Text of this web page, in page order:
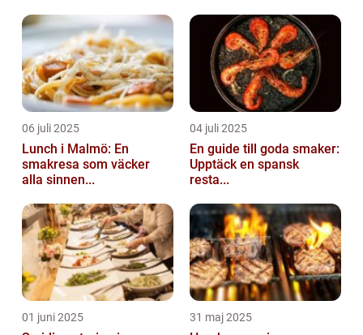
06 juli 2025
Lunch i Malmö: En
smakresa som väcker
alla sinnen...
04 juli 2025
En guide till goda smaker:
Upptäck en spansk
resta...
01 juni 2025 31 maj 2025